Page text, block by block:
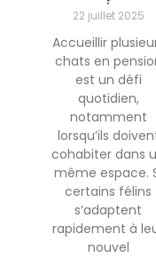
22 juillet 2025
Accueillir
chats en
est un défi
quotidien,
notamment
lorsqu’ils
cohabiter dans
même espace.
certains félins
s’adaptent
rapidement à
nouvel